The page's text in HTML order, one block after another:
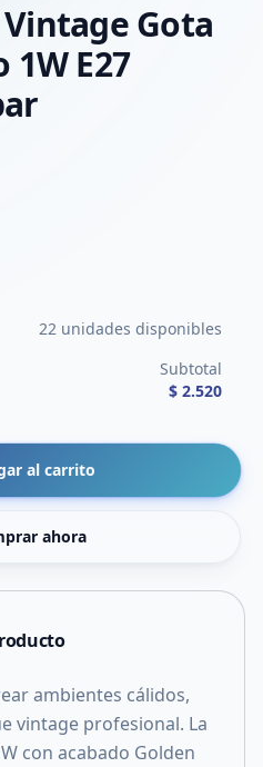
Gota
1W E27
22 unidades disponibles
Subtotal
$ 2.520
al carrito
ahora
ambientes cálidos,
vintage profesional. La
con acabado Golden